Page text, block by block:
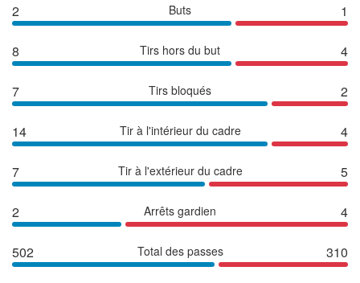
2 Buts 1
8 Tirs hors du but 4
7 Tirs bloqués 2
14 Tir à l'intérieur du cadre 4
7 Tir à l'extérieur du cadre 5
2 Arrêts gardien 4
502 Total des passes 310